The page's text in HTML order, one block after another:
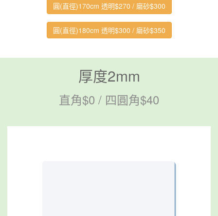
圓(直徑)170cm 透明$270 / 磨砂$300
圓(直徑)180cm 透明$300 / 磨砂$350
厚度2mm
直角$0 / 四圓角$40